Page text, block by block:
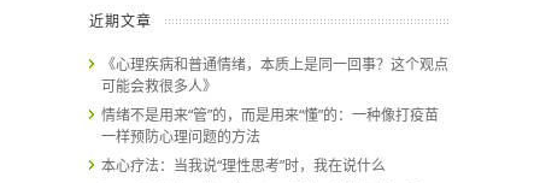
近期文章
《心理疾病和普通情绪，本质上是同一回事？这个观点
可能会救很多人》
情绪不是用来“管”的，而是用来“懂”的：一种像打疫苗
一样预防心理问题的方法
本心疗法：当我说“理性思考”时，我在说什么